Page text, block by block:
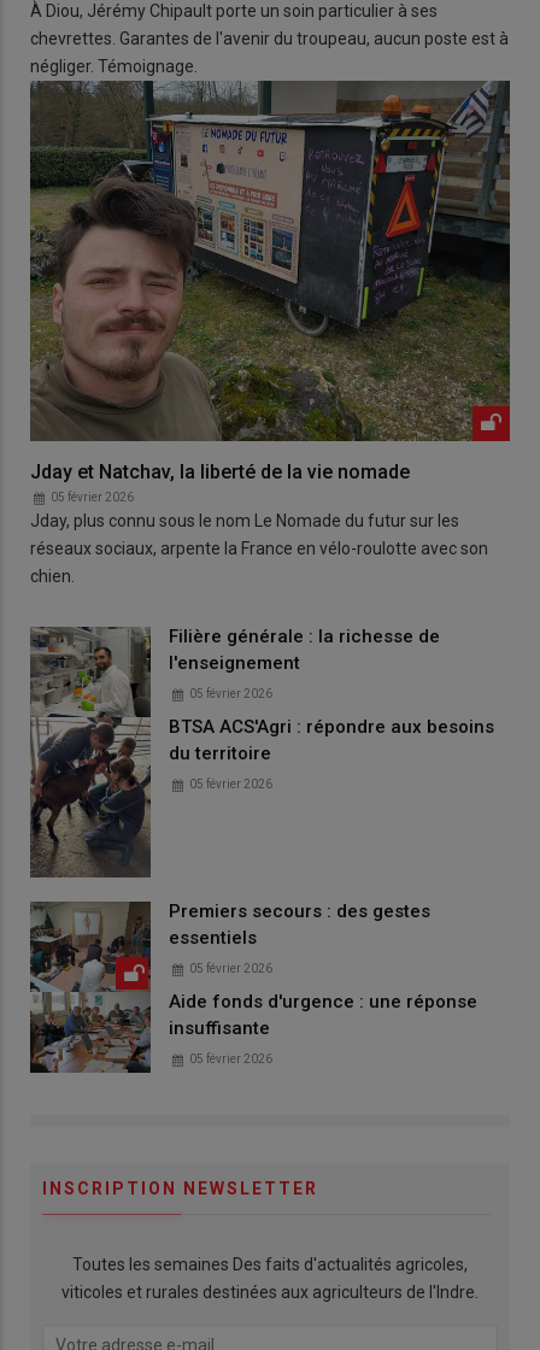
À Diou, Jérémy Chipault porte un soin particulier à ses
chevrettes. Garantes de l'avenir du troupeau, aucun poste est à
négliger. Témoignage.
Jday et Natchav, la liberté de la vie nomade
05 février 2026
Jday, plus connu sous le nom Le Nomade du futur sur les
réseaux sociaux, arpente la France en vélo-roulotte avec son
chien.
Filière générale : la richesse de
l'enseignement
05 février 2026
BTSA ACS'Agri : répondre aux besoins
du territoire
05 février 2026
Premiers secours : des gestes
essentiels
05 février 2026
Aide fonds d'urgence : une réponse
insuffisante
05 février 2026
INSCRIPTION NEWSLETTER
Toutes les semaines Des faits d'actualités agricoles,
viticoles et rurales destinées aux agriculteurs de l'Indre.